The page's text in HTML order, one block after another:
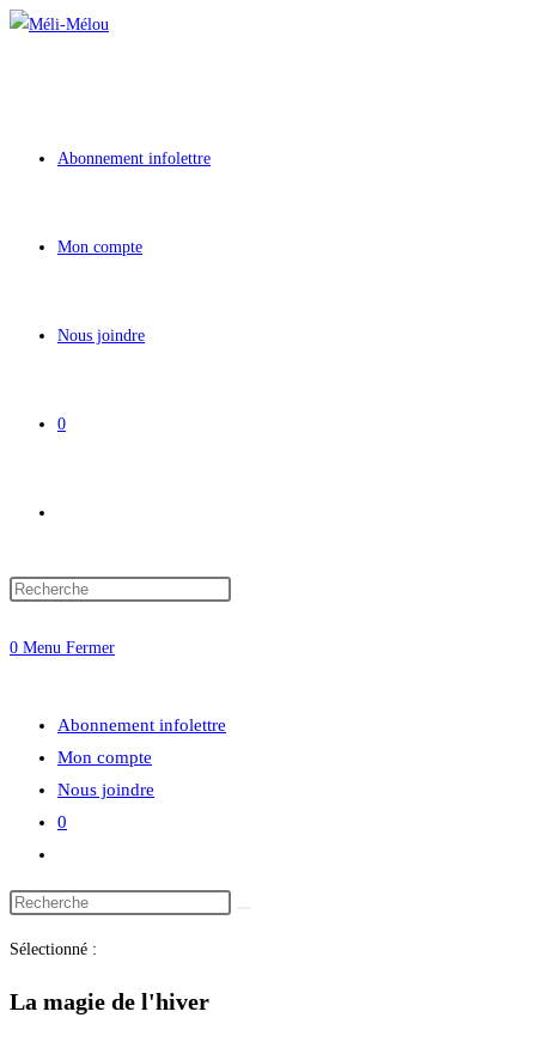
Aller
Abonnement infolettre
Mon compte
Nous joindre
0
website
0 Menu Fermer
Abonnement infolettre
Mon compte
Nous joindre
0
search
Search
Sélectionné :
La magie de l'hiver